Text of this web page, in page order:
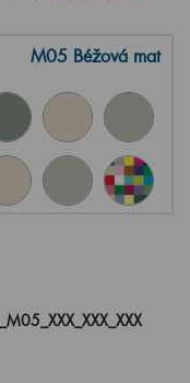
M05 Béžová mat